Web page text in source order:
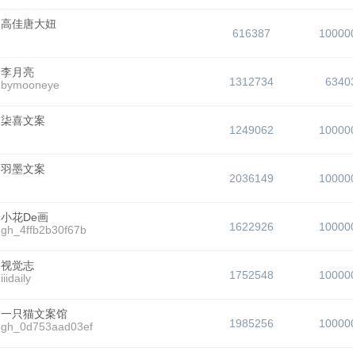
高佳唐大妞
616387
李月亮
bymooneye
1312734
柒喜文案
1249062
羽墨文案
2036149
小花De画
gh_4ffb2b30f67b
1622926
视觉志
iiidaily
1752548
一只猫文案馆
gh_0d753aad03ef
1985256